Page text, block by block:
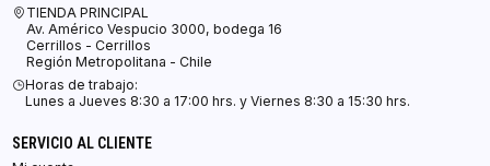
TIENDA PRINCIPAL
Av. Américo Vespucio 3000, bodega 16
Cerrillos - Cerrillos
Región Metropolitana - Chile
Horas de trabajo:
Lunes a Jueves 8:30 a 17:00 hrs. y Viernes 8:30 a 15:30 hrs.
SERVICIO AL CLIENTE